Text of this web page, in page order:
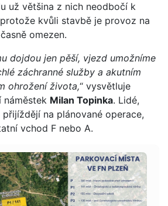
už většina z nich neodbočí k
kvůli stavbě je provoz na
omezen.
dojdou jen pěší, vjezd umožníme
záchranné služby a akutním
ohrožení života,“ vysvětluje
Milan Topinka. Lidé,
na plánované operace,
vchod F nebo A.